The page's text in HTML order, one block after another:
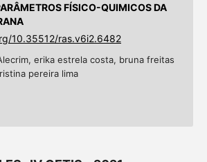
FÍSICO-QUIMICOS DA
10.35512/ras.v6i2.6482
erika estrela costa, bruna freitas
pereira lima